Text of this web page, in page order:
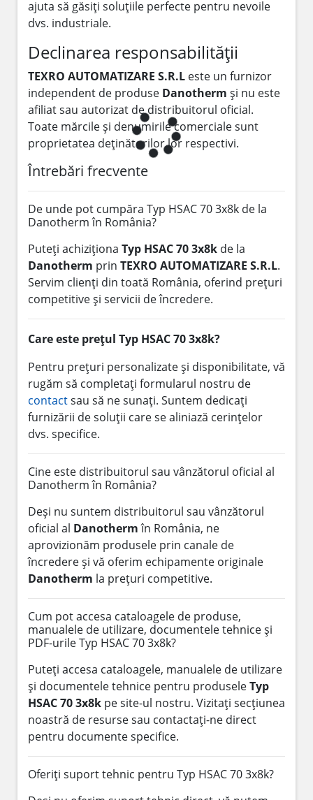
ajuta să găsiți soluțiile perfecte pentru nevoile
dvs. industriale.
Declinarea responsabilității
TEXRO AUTOMATIZARE S.R.L este un furnizor
independent de produse Danotherm și nu este
afiliat sau autorizat de distribuitorul oficial.
Toate mărcile și denumirile comerciale sunt
proprietatea deținătorilor lor respectivi.
Întrebări frecvente
De unde pot cumpăra Typ HSAC 70 3x8k de la
Danotherm în România?
Puteți achiziționa Typ HSAC 70 3x8k de la
Danotherm prin TEXRO AUTOMATIZARE S.R.L.
Servim clienți din toată România, oferind prețuri
competitive și servicii de încredere.
Care este prețul Typ HSAC 70 3x8k?
Pentru prețuri personalizate și disponibilitate, vă
rugăm să completați formularul nostru de
contactsau să ne sunați. Suntem dedicați
furnizării de soluții care se aliniază cerințelor
dvs. specifice.
Cine este distribuitorul sau vânzătorul oficial al
Danotherm în România?
Deși nu suntem distribuitorul sau vânzătorul
oficial al Danothermîn România, ne
aprovizionăm produsele prin canale de
încredere și vă oferim echipamente originale
Danotherm la prețuri competitive.
Cum pot accesa cataloagele de produse,
manualele de utilizare, documentele tehnice și
PDF-urile Typ HSAC 70 3x8k?
Puteți accesa cataloagele, manualele de utilizare
și documentele tehnice pentru produseleTyp
HSAC 70 3x8k pe site-ul nostru. Vizitați secțiunea
noastră de resurse sau contactați-ne direct
pentru documente specifice.
Oferiți suport tehnic pentru Typ HSAC 70 3x8k?